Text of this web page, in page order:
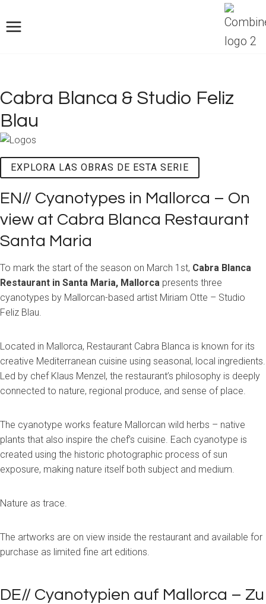
al
Cabra Blanca & Studio Feliz
Blau
EXPLORA LAS OBRAS DE ESTA SERIE
EN// Cyanotypes in Mallorca – On
view at Cabra Blanca Restaurant
Santa Maria
To mark the start of the season on March 1st, Cabra Blanca
Restaurant in Santa Maria, Mallorca presents three
cyanotypes by Mallorcan-based artist Miriam Otte – Studio
Feliz Blau.
Located in Mallorca, Restaurant Cabra Blanca is known for its
creative Mediterranean cuisine using seasonal, local ingredients.
Led by chef Klaus Menzel, the restaurant’s philosophy is deeply
connected to nature, regional produce, and sense of place.
The cyanotype works feature Mallorcan wild herbs – native
plants that also inspire the chef’s cuisine. Each cyanotype is
created using the historic photographic process of sun
exposure, making nature itself both subject and medium.
Nature as trace.
The artworks are on view inside the restaurant and available for
purchase as limited fine art editions.
DE// Cyanotypien auf Mallorca – Zu